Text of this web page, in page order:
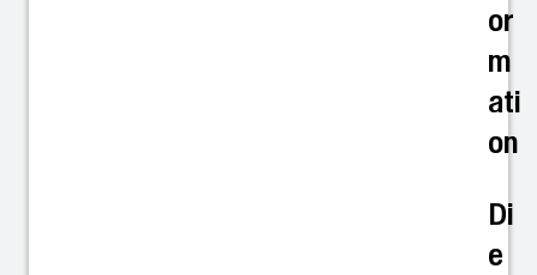
or
m
ati
on
Di
e